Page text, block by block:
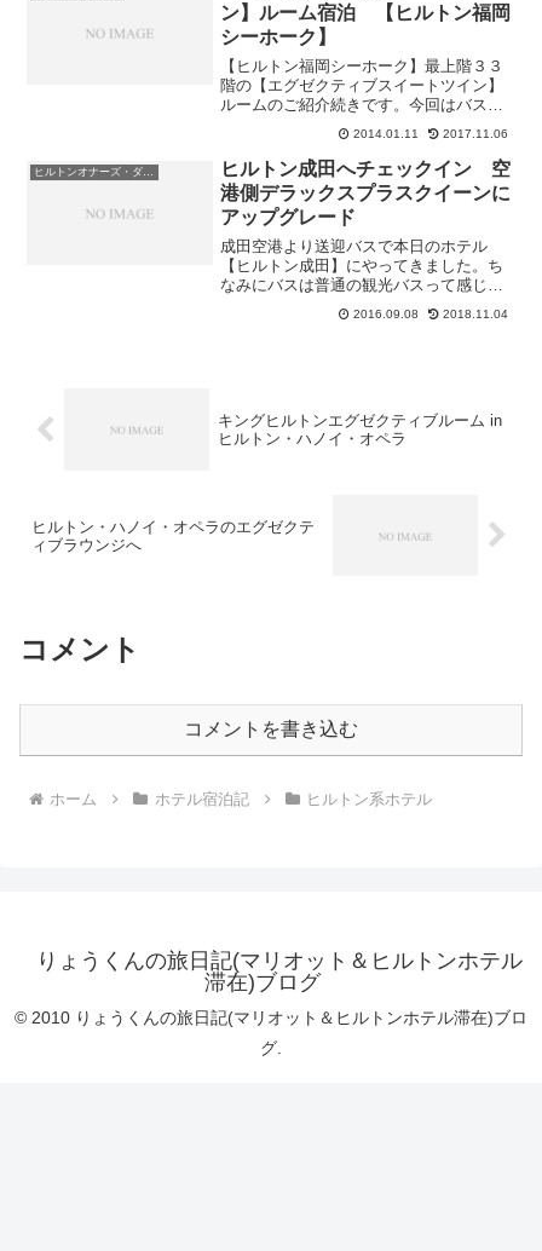
ン】ルーム宿泊 【ヒルトン福岡
シーホーク】
【ヒルトン福岡シーホーク】最上階３３
階の【エグゼクティブスイートツイン】
ルームのご紹介続きです。今回はバスル
ームのご紹介です。スイートルームだけ
あってバスルームも広いですねアメニテ
ィは基本共通のようですねバスタブとシ
ャワーが別になっています...
2014.01.11 2017.11.06
ヒルトンオナーズ・ダイヤモンド会員
ヒルトン成田へチェックイン 空
港側デラックスプラスクイーンに
アップグレード
成田空港より送迎バスで本日のホテル
【ヒルトン成田】にやってきました。ち
なみにバスは普通の観光バスって感じで
す。定員制となるので満席の場合は乗れ
ません・・・バスから降りた人は多かっ
2016.09.08 2018.11.04
キングヒルトンエグゼクティブルーム in
ヒルトン・ハノイ・オペラ
ヒルトン・ハノイ・オペラのエグゼクテ
ィブラウンジへ
コメント
コメントを書き込む
ホーム ホテル宿泊記 ヒルトン系ホテル
りょうくんの旅日記(マリオット＆ヒルトンホテル
滞在)ブログ
© 2010 りょうくんの旅日記(マリオット＆ヒルトンホテル滞在)ブロ
グ.